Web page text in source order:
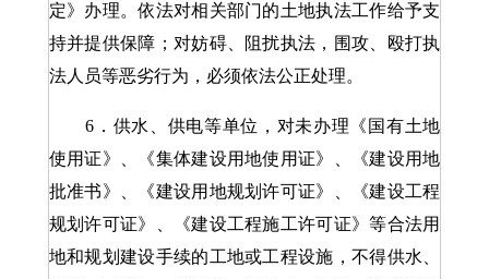
定》办理。依法对相关部门的土地执法工作给予支
持并提供保障；对妨碍、阻扰执法，围攻、殴打执
法人员等恶劣行为，必须依法公正处理。
6．供水、供电等单位，对未办理《国有土地
使用证》、《集体建设用地使用证》、《建设用地
批准书》、《建设用地规划许可证》、《建设工程
规划许可证》、《建设工程施工许可证》等合法用
地和规划建设手续的工地或工程设施，不得供水、